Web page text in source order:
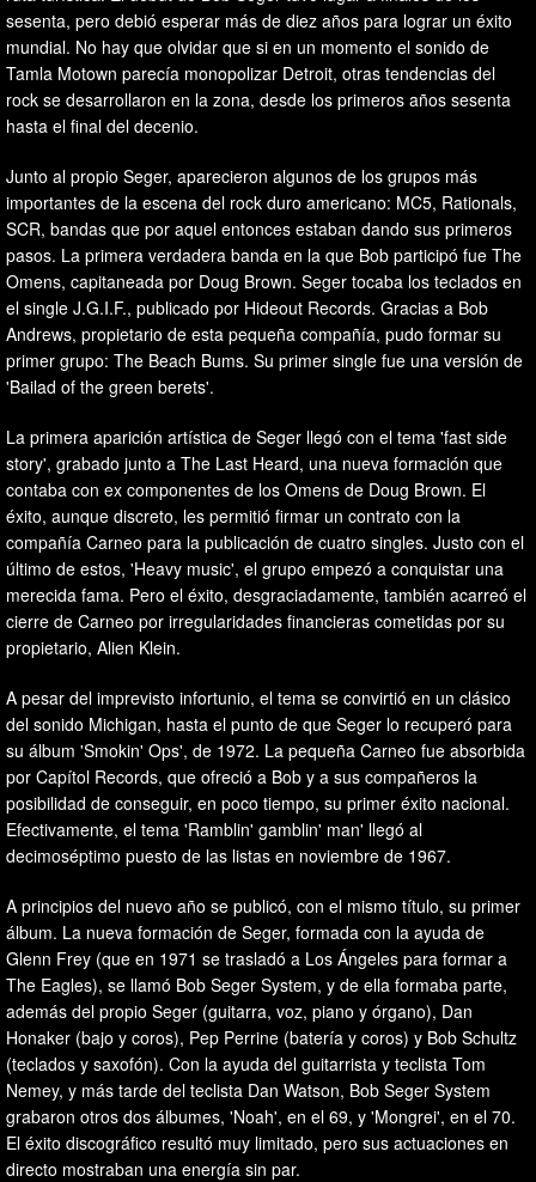
sesenta, pero debió esperar más de diez años para lograr un éxito
mundial. No hay que olvidar que si en un momento el sonido de
Tamla Motown parecía monopolizar Detroit, otras tendencias del
rock se desarrollaron en la zona, desde los primeros años sesenta
hasta el final del decenio.
Junto al propio Seger, aparecieron algunos de los grupos más
importantes de la escena del rock duro americano: MC5, Rationals,
SCR, bandas que por aquel entonces estaban dando sus primeros
pasos. La primera verdadera banda en la que Bob participó fue The
Omens, capitaneada por Doug Brown. Seger tocaba los teclados en
el single J.G.I.F., publicado por Hideout Records. Gracias a Bob
Andrews, propietario de esta pequeña compañía, pudo formar su
primer grupo: The Beach Bums. Su primer single fue una versión de
'Bailad of the green berets'.
La primera aparición artística de Seger llegó con el tema 'fast side
story', grabado junto a The Last Heard, una nueva formación que
contaba con ex componentes de los Omens de Doug Brown. El
éxito, aunque discreto, les permitió firmar un contrato con la
compañía Carneo para la publicación de cuatro singles. Justo con el
último de estos, 'Heavy music', el grupo empezó a conquistar una
merecida fama. Pero el éxito, desgraciadamente, también acarreó el
cierre de Carneo por irregularidades financieras cometidas por su
propietario, Alien Klein.
A pesar del imprevisto infortunio, el tema se convirtió en un clásico
del sonido Michigan, hasta el punto de que Seger lo recuperó para
su álbum 'Smokin' Ops', de 1972. La pequeña Carneo fue absorbida
por Capítol Records, que ofreció a Bob y a sus compañeros la
posibilidad de conseguir, en poco tiempo, su primer éxito nacional.
Efectivamente, el tema 'Ramblin' gamblin' man' llegó al
decimoséptimo puesto de las listas en noviembre de 1967.
A principios del nuevo año se publicó, con el mismo título, su primer
álbum. La nueva formación de Seger, formada con la ayuda de
Glenn Frey (que en 1971 se trasladó a Los Ángeles para formar a
The Eagles), se llamó Bob Seger System, y de ella formaba parte,
además del propio Seger (guitarra, voz, piano y órgano), Dan
Honaker (bajo y coros), Pep Perrine (batería y coros) y Bob Schultz
(teclados y saxofón). Con la ayuda del guitarrista y teclista Tom
Nemey, y más tarde del teclista Dan Watson, Bob Seger System
grabaron otros dos álbumes, 'Noah', en el 69, y 'Mongrei', en el 70.
El éxito discográfico resultó muy limitado, pero sus actuaciones en
directo mostraban una energía sin par.